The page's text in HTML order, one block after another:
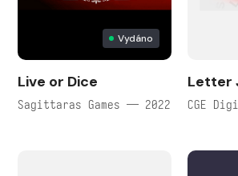
Vydáno
Live or Dice
Sagittaras Games — 2022
Letter
CGE